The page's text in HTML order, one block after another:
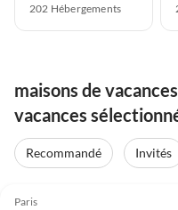
202 Hébergements
maisons de
vacances
Recommandé Invités
Paris